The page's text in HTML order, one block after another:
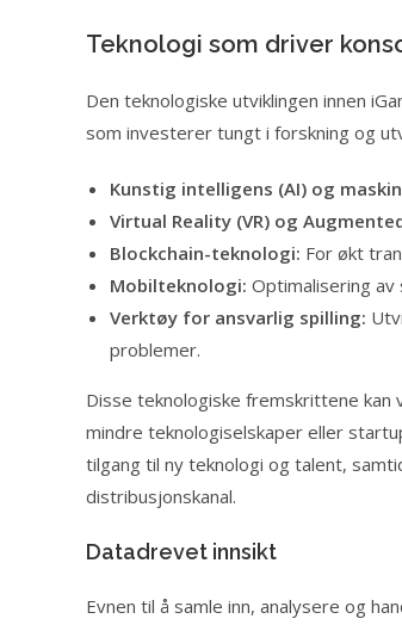
Teknologi som driver
Den teknologiske utviklingen innen
som investerer tungt i forskning og
Kunstig intelligens (AI) og
Virtual Reality (VR) og
Blockchain-teknologi: For økt
Mobilteknologi: Optimalisering
Verktøy for ansvarlig spilling:
problemer.
Disse teknologiske fremskrittene
mindre teknologiselskaper eller
tilgang til ny teknologi og talent,
distribusjonskanal.
Datadrevet innsikt
Evnen til å samle inn, analysere og